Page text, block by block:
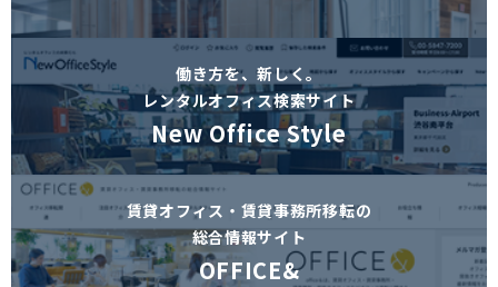
働き方を、新しく。
レンタルオフィス検索サイト
New Office Style
賃貸オフィス・賃貸事務所移転の
総合情報サイト
OFFICE&